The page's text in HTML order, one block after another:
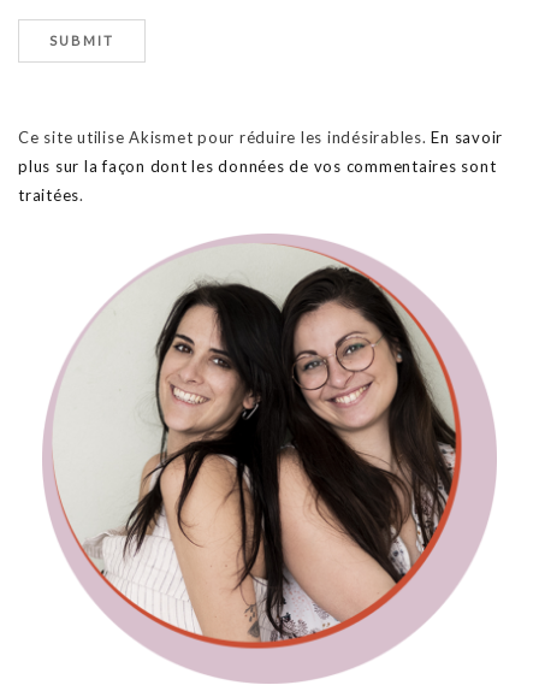
Ce site utilise Akismet pour réduire les indésirables.En savoir
plus sur la façon dont les données de vos commentaires sont
traitées.